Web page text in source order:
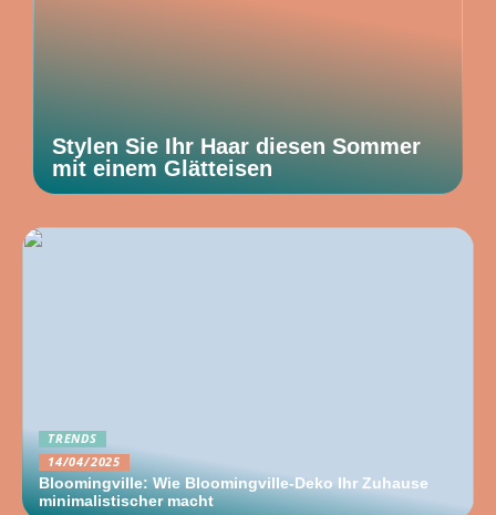
Stylen Sie Ihr Haar diesen Sommer
mit einem Glätteisen
TRENDS
14/04/2025
Bloomingville: Wie Bloomingville-Deko Ihr Zuhause
minimalistischer macht